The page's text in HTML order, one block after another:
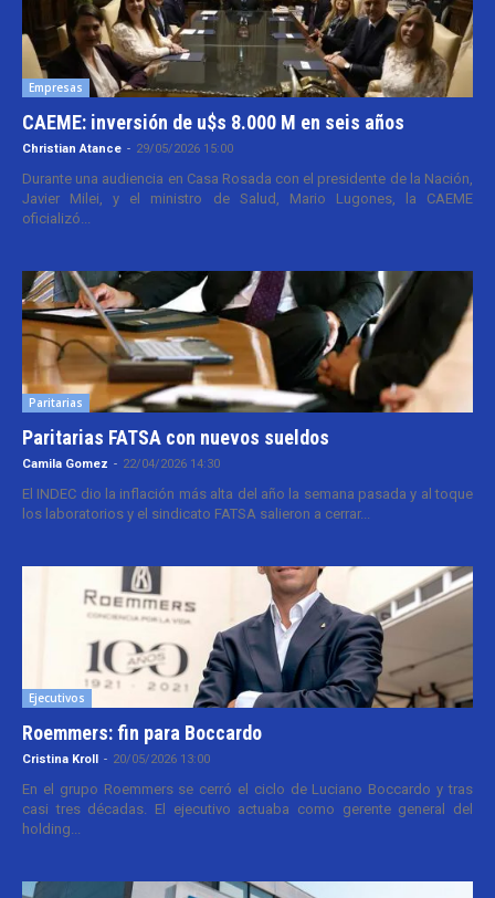
Empresas
CAEME: inversión de u$s 8.000 M en seis años
Christian Atance - 29/05/2026 15:00
Durante una audiencia en Casa Rosada con el presidente de la Nación,
Javier Milei, y el ministro de Salud, Mario Lugones, la CAEME
oficializó...
Paritarias
Paritarias FATSA con nuevos sueldos
Camila Gomez - 22/04/2026 14:30
El INDEC dio la inflación más alta del año la semana pasada y al toque
los laboratorios y el sindicato FATSA salieron a cerrar...
Ejecutivos
Roemmers: fin para Boccardo
Cristina Kroll - 20/05/2026 13:00
En el grupo Roemmers se cerró el ciclo de Luciano Boccardo y tras
casi tres décadas. El ejecutivo actuaba como gerente general del
holding...